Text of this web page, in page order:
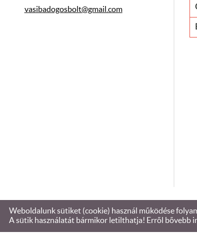
vasibadogosbolt@gmail.com
© 2026 - Brezo Euro Kft.-bádogos bolt
Weboldalunk sütiket (cookie) használ működése
A sütik használatát bármikor letilthatja! Erről bővebb